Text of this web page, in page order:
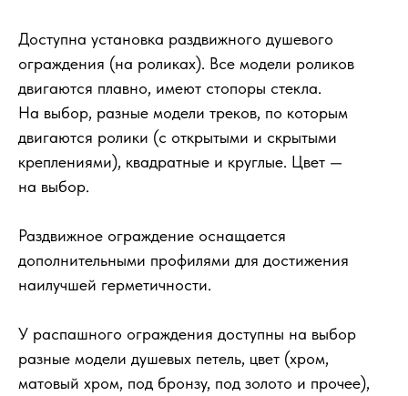
Доступна установка раздвижного душевого
ограждения (на роликах). Все модели роликов
двигаются плавно, имеют стопоры стекла.
На выбор, разные модели треков, по которым
двигаются ролики (с открытыми и скрытыми
креплениями), квадратные и круглые. Цвет —
на выбор.
Раздвижное ограждение оснащается
дополнительными профилями для достижения
наилучшей герметичности.
У распашного ограждения доступны на выбор
разные модели душевых петель, цвет (хром,
матовый хром, под бронзу, под золото и прочее),